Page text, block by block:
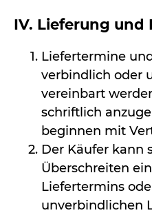
IV. Lieferung und
Liefertermine
verbindlich oder
vereinbart
schriftlich
beginnen mit
Der Käufer kann
Überschreiten
Liefertermins
unverbindlichen